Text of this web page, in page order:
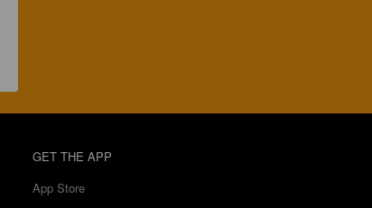
GET THE APP
App Store